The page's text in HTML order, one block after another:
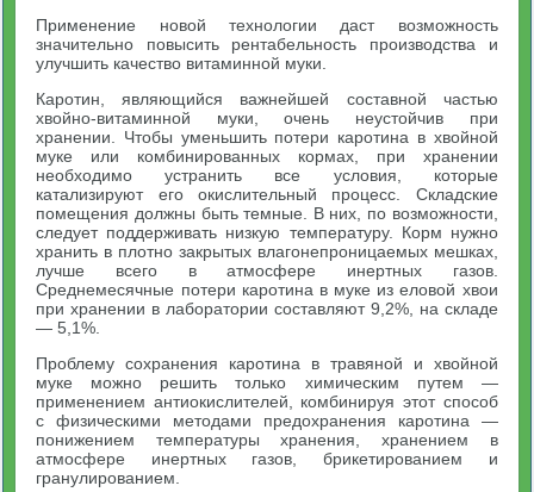
Применение новой технологии даст возможность
значительно повысить рентабельность производства и
улучшить качество витаминной муки.
Каротин, являющийся важнейшей составной частью
хвойно-витаминной муки, очень неустойчив при
хранении. Чтобы уменьшить потери каротина в хвойной
муке или комбинированных кормах, при хранении
необходимо устранить все условия, которые
катализируют его окислительный процесс. Складские
помещения должны быть темные. В них, по возможности,
следует поддерживать низкую температуру. Корм нужно
хранить в плотно закрытых влагонепроницаемых мешках,
лучше всего в атмосфере инертных газов.
Среднемесячные потери каротина в муке из еловой хвои
при хранении в лаборатории составляют 9,2%, на складе
— 5,1%.
Проблему сохранения каротина в травяной и хвойной
муке можно решить только химическим путем —
применением антиокислителей, комбинируя этот способ
с физическими методами предохранения каротина —
понижением температуры хранения, хранением в
атмосфере инертных газов, брикетированием и
гранулированием.